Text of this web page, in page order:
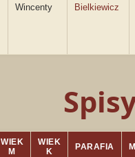
Wincenty Bielkiewicz
WIEK
M
WIEK
K
PARAFIA